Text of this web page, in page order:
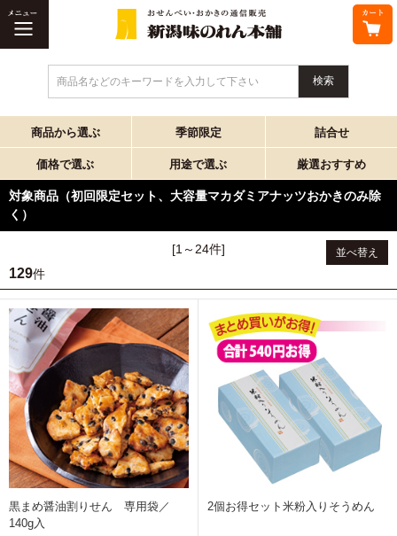
商品名などのキーワードを入力して下さい
商品から選ぶ 季節限定 詰合せ
価格で選ぶ 用途で選ぶ 厳選おすすめ
対象商品（初回限定セット、大容量マカダミアナッツおかきのみ除
く）
並べ替え
[1～24件]
129件
黒まめ醤油割りせん 専用袋／
140g入
2個お得セット米粉入りそうめん